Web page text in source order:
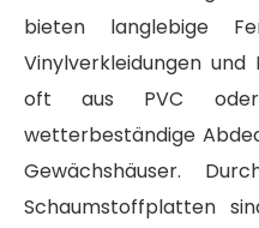
bieten langlebige
Vinylverkleidungen und
oft aus PVC oder
wetterbeständige
Gewächshäuser.
Schaumstoffplatten